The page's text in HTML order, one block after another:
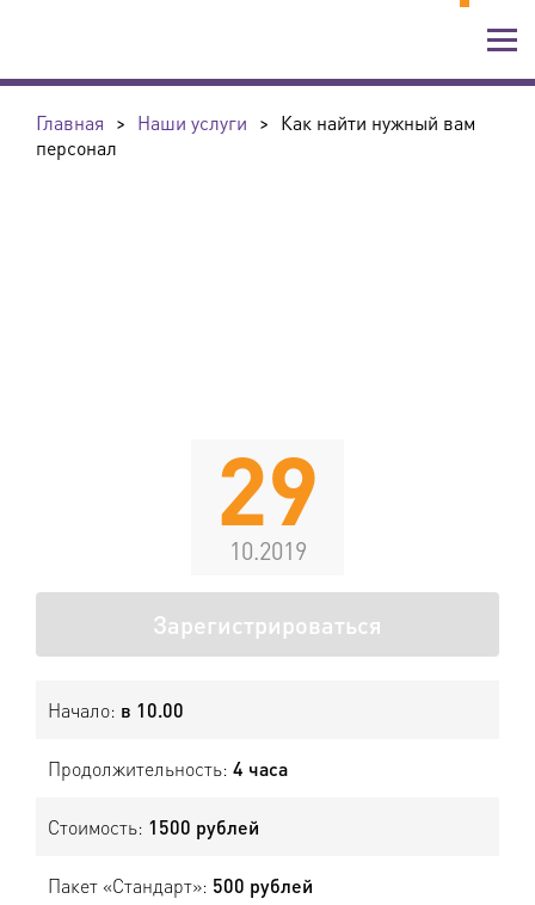
Главная > Наши услуги > Как найти нужный вам
персонал
29
10.2019
Зарегистрироваться
Начало: в 10.00
Продолжительность: 4 часа
Стоимость: 1500 рублей
Пакет «Стандарт»: 500 рублей